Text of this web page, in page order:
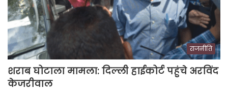
राजनीति
शराब घोटाला मामला: दिल्ली हाईकोर्ट पहुंचे अरविंद
केजरीवाल